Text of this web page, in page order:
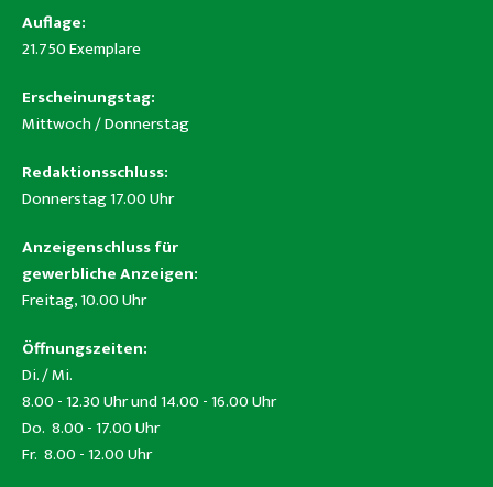
Auflage:
21.750 Exemplare
Erscheinungstag:
Mittwoch / Donnerstag
Redaktionsschluss:
Donnerstag 17.00 Uhr
Anzeigenschluss für
gewerbliche Anzeigen:
Freitag, 10.00 Uhr
Öffnungszeiten:
Di. / Mi.
8.00 - 12.30 Uhr und 14.00 - 16.00 Uhr
Do. 8.00 - 17.00 Uhr
Fr. 8.00 - 12.00 Uhr